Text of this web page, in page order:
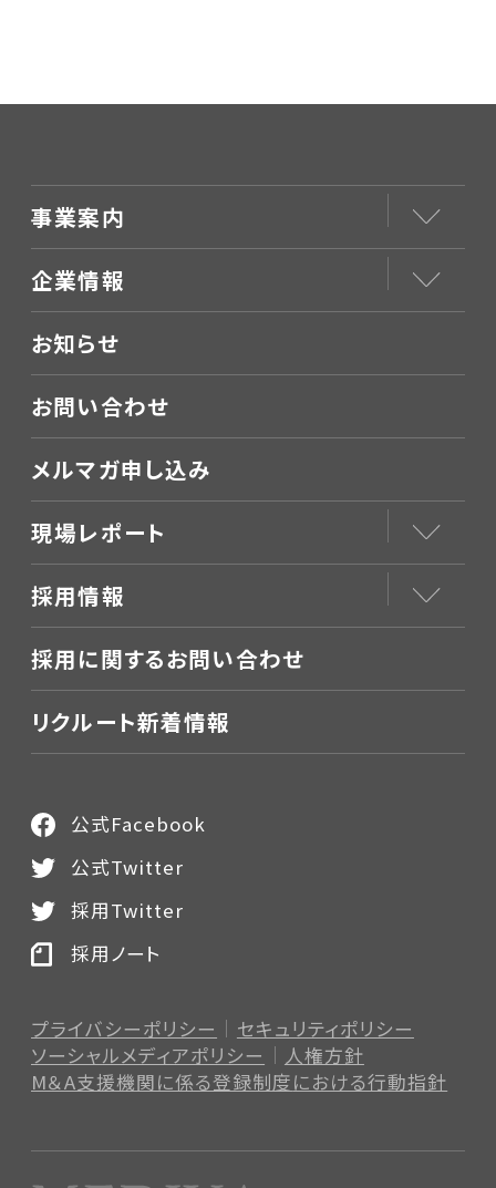
事業案内
企業情報
お知らせ
お問い合わせ
メルマガ申し込み
現場レポート
採用情報
採用に関するお問い合わせ
リクルート新着情報
プライバシーポリシー
セキュリティポリシー
ソーシャルメディアポリシー
人権方針
M＆A支援機関に係る登録制度における行動指針
公式Facebook
公式Twitter
採用Twitter
採用ノート